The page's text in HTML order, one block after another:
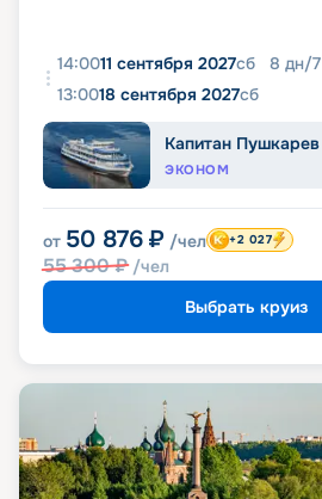
14:0011 сентября 2027сб 8 дн/7
13:0018 сентября 2027сб
Капитан Пушкарев
ЭКОНОМ
от 50 876 ₽ /чел
55 300₽ /чел
+2 027
Выбрать круиз